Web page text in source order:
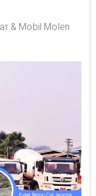
& Mobil Molen